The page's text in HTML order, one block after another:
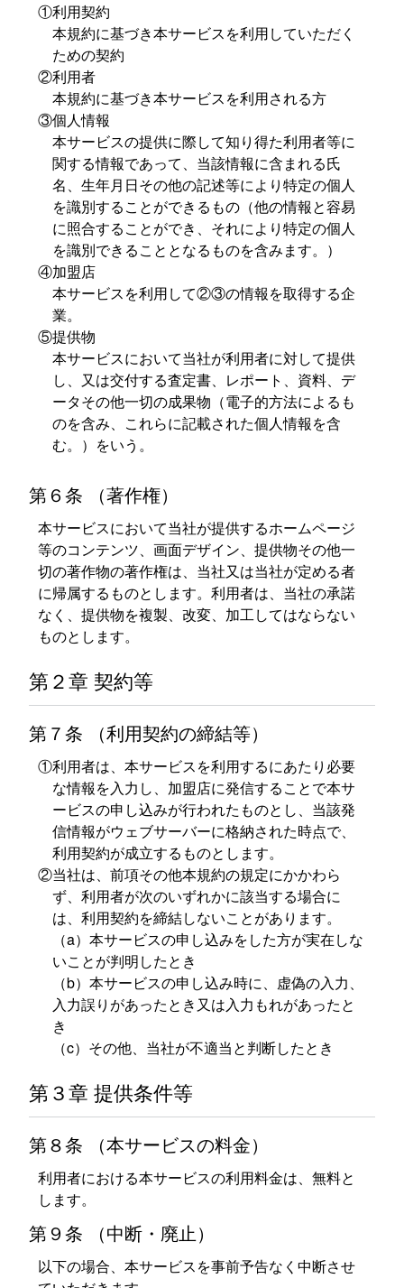
①利用契約
本規約に基づき本サービスを利用していただく
ための契約
②利用者
本規約に基づき本サービスを利用される方
③個人情報
本サービスの提供に際して知り得た利用者等に
関する情報であって、当該情報に含まれる氏
名、生年月日その他の記述等により特定の個人
を識別することができるもの（他の情報と容易
に照合することができ、それにより特定の個人
を識別できることとなるものを含みます。）
④加盟店
本サービスを利用して②③の情報を取得する企
業。
⑤提供物
本サービスにおいて当社が利用者に対して提供
し、又は交付する査定書、レポート、資料、デ
ータその他一切の成果物（電子的方法によるも
のを含み、これらに記載された個人情報を含
む。）をいう。
第６条 （著作権）
本サービスにおいて当社が提供するホームページ
等のコンテンツ、画面デザイン、提供物その他一
切の著作物の著作権は、当社又は当社が定める者
に帰属するものとします。利用者は、当社の承諾
なく、提供物を複製、改変、加工してはならない
ものとします。
第２章 契約等
第７条 （利用契約の締結等）
①利用者は、本サービスを利用するにあたり必要
な情報を入力し、加盟店に発信することで本サ
ービスの申し込みが行われたものとし、当該発
信情報がウェブサーバーに格納された時点で、
利用契約が成立するものとします。
②当社は、前項その他本規約の規定にかかわら
ず、利用者が次のいずれかに該当する場合に
は、利用契約を締結しないことがあります。
（a）本サービスの申し込みをした方が実在しな
いことが判明したとき
（b）本サービスの申し込み時に、虚偽の入力、
入力誤りがあったとき又は入力もれがあったと
き
（c）その他、当社が不適当と判断したとき
第３章 提供条件等
第８条 （本サービスの料金）
利用者における本サービスの利用料金は、無料と
します。
第９条 （中断・廃止）
以下の場合、本サービスを事前予告なく中断させ